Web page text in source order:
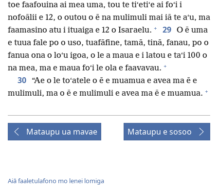
toe faafouina ai mea uma, tou te tiʻetiʻe ai foʻi i
nofoālii e 12, o outou o ē na mulimuli mai iā te aʻu, ma
faamasino atu i ituaiga e 12 o Isaraelu. + 29 O ē uma
e tuua fale po o uso, tuafāfine, tamā, tinā, fanau, po o
fanua ona o loʻu igoa, o le a maua e i latou e taʻi 100 o
na mea, ma e maua foʻi le ola e faavavau. +
30
“Ae o le toʻatele o ē e muamua e avea ma ē e
mulimuli, ma o ē e mulimuli e avea ma ē e muamua. +
Mataupu ua mavae Mataupu e sosoo
Aiā faaletulafono mo lenei lomiga